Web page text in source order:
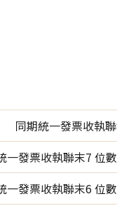
同期統一發票收執
一發票收執聯末7 位
一發票收執聯末6 位